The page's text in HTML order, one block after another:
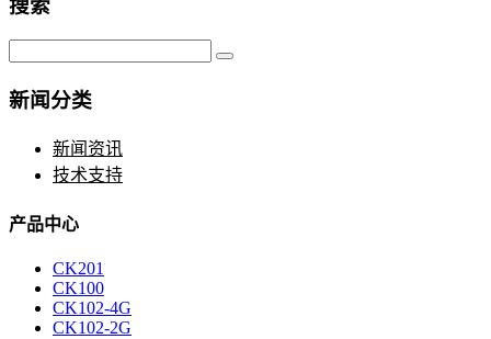
搜索
新闻分类
新闻资讯
技术支持
产品中心
CK201
CK100
CK102-4G
CK102-2G